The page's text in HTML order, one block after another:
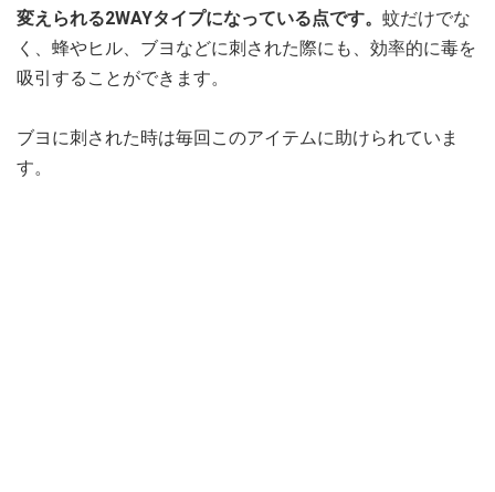
変えられる2WAYタイプになっている点です。 蚊だけでな
く、蜂やヒル、ブヨなどに刺された際にも、効率的に毒を
吸引することができます。
ブヨに刺された時は毎回このアイテムに助けられていま
す。